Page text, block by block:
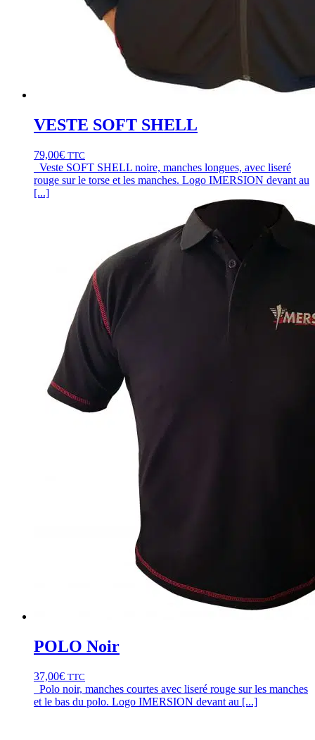
VESTE SOFT SHELL
79,00€ TTC
Veste SOFT SHELL noire, manches longues, avec liseré
rouge sur le torse et les manches. Logo IMERSION devant au
[...]
POLO Noir
37,00€ TTC
Polo noir, manches courtes avec liseré rouge sur les manches
et le bas du polo. Logo IMERSION devant au [...]